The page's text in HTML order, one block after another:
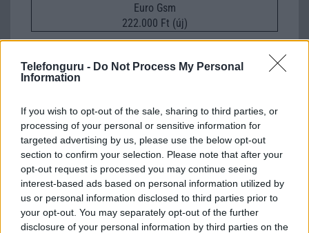
Telefonguru - Do Not Process My Personal
Information
If you wish to opt-out of the sale, sharing to third parties, or
processing of your personal or sensitive information for
targeted advertising by us, please use the below opt-out
section to confirm your selection. Please note that after your
opt-out request is processed you may continue seeing
interest-based ads based on personal information utilized by
us or personal information disclosed to third parties prior to
your opt-out. You may separately opt-out of the further
disclosure of your personal information by third parties on the
Euro Gsm
222.000 Ft (új)
készülék kimarad a One UI 9
frissítésből – itt a lista az érintett
modellekről
2026.06.30| Phone Arena
A One UI 9 érkezése új mesterséges intelligencia-
funkciókat és továbbfejlesztett kezelőfelületet hoz,
azonban több korábbi csúcskategóriás és középkategóriás
Galaxy készülék számára ez lesz az út vége.